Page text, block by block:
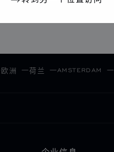
欧洲 荷兰 AMSTERDAM